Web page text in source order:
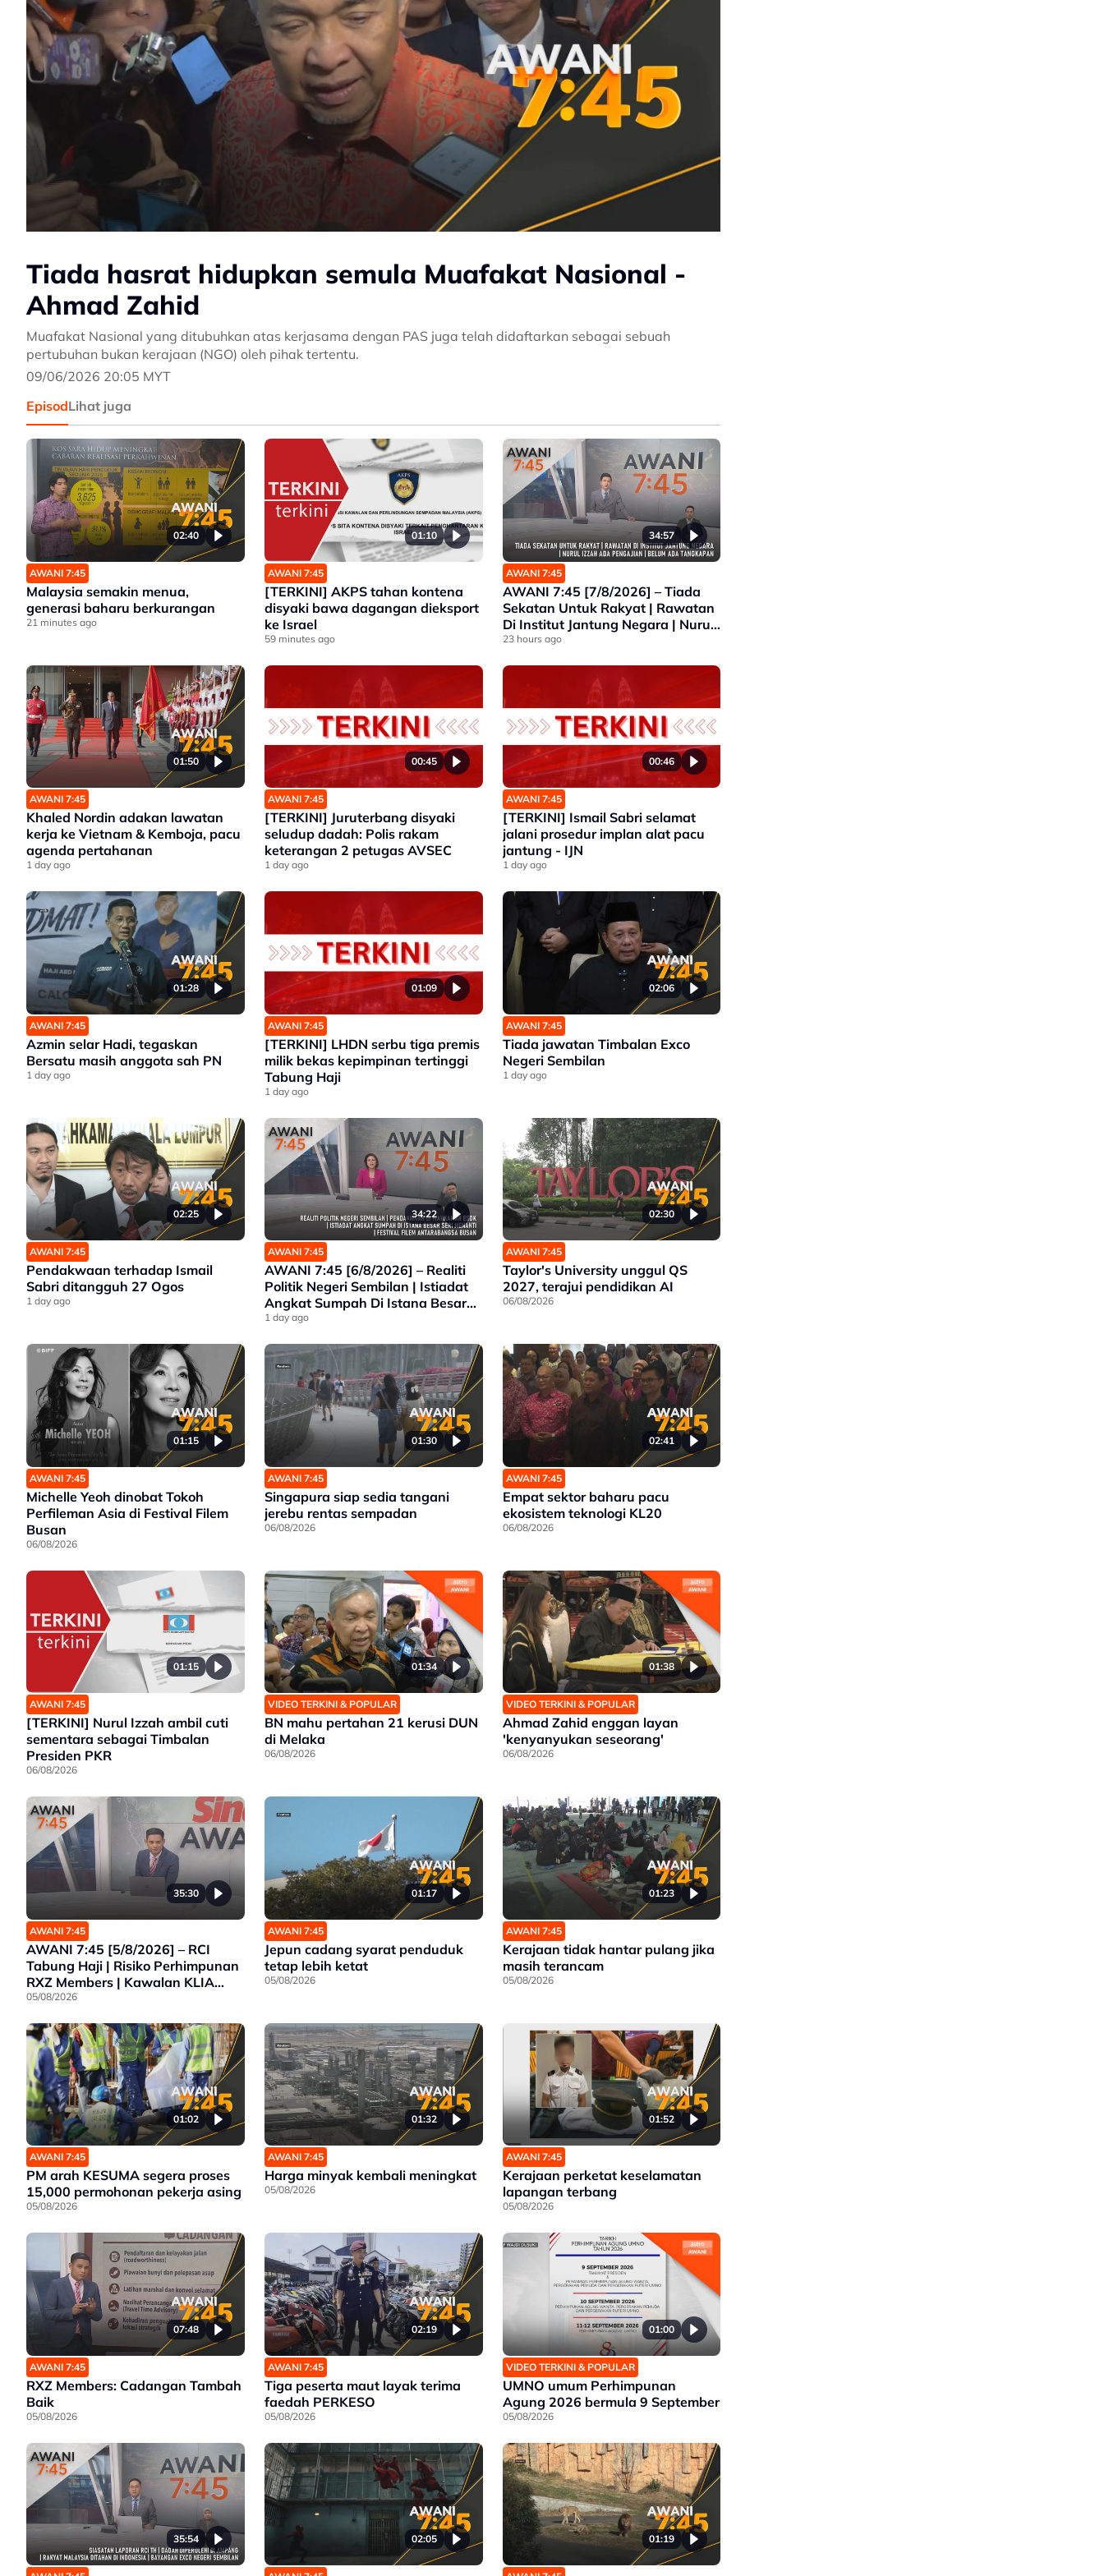
Tiada hasrat hidupkan semula Muafakat Nasional -
Ahmad Zahid
Muafakat Nasional yang ditubuhkan atas kerjasama dengan PAS juga telah didaftarkan sebagai sebuah
pertubuhan bukan kerajaan (NGO) oleh pihak tertentu.
09/06/2026 20:05 MYT
EpisodLihat juga
02:40
AWANI 7:45
Malaysia semakin menua,
generasi baharu berkurangan
21 minutes ago
01:10
AWANI 7:45
[TERKINI] AKPS tahan kontena
disyaki bawa dagangan dieksport
ke Israel
59 minutes ago
34:57
AWANI 7:45
AWANI 7:45 [7/8/2026] – Tiada
Sekatan Untuk Rakyat | Rawatan
Di Institut Jantung Negara | Nurul
Izzah Ada Pengajian | Belum Ada
23 hours ago
01:50
AWANI 7:45
Khaled Nordin adakan lawatan
kerja ke Vietnam & Kemboja, pacu
agenda pertahanan
1 day ago
00:45
AWANI 7:45
[TERKINI] Juruterbang disyaki
seludup dadah: Polis rakam
keterangan 2 petugas AVSEC
1 day ago
00:46
AWANI 7:45
[TERKINI] Ismail Sabri selamat
jalani prosedur implan alat pacu
jantung - IJN
1 day ago
01:28
AWANI 7:45
Azmin selar Hadi, tegaskan
Bersatu masih anggota sah PN
1 day ago
01:09
AWANI 7:45
[TERKINI] LHDN serbu tiga premis
milik bekas kepimpinan tertinggi
Tabung Haji
1 day ago
02:06
AWANI 7:45
Tiada jawatan Timbalan Exco
Negeri Sembilan
1 day ago
02:25
AWANI 7:45
Pendakwaan terhadap Ismail
Sabri ditangguh 27 Ogos
1 day ago
34:22
AWANI 7:45
AWANI 7:45 [6/8/2026] – Realiti
Politik Negeri Sembilan | Istiadat
Angkat Sumpah Di Istana Besar
Seri Menanti | Pendakwaan Di
Antarabangsa Busan
1 day ago
02:30
AWANI 7:45
Taylor's University unggul QS
2027, terajui pendidikan AI
06/08/2026
01:15
AWANI 7:45
Michelle Yeoh dinobat Tokoh
Perfileman Asia di Festival Filem
Busan
06/08/2026
01:30
AWANI 7:45
Singapura siap sedia tangani
jerebu rentas sempadan
06/08/2026
02:41
AWANI 7:45
Empat sektor baharu pacu
ekosistem teknologi KL20
06/08/2026
01:15
AWANI 7:45
[TERKINI] Nurul Izzah ambil cuti
sementara sebagai Timbalan
Presiden PKR
06/08/2026
01:34
VIDEO TERKINI & POPULAR
BN mahu pertahan 21 kerusi DUN
di Melaka
06/08/2026
01:38
VIDEO TERKINI & POPULAR
Ahmad Zahid enggan layan
'kenyanyukan seseorang'
06/08/2026
35:30
AWANI 7:45
AWANI 7:45 [5/8/2026] – RCI
Tabung Haji | Risiko Perhimpunan
RXZ Members | Kawalan KLIA
Lebih Ketat | Pelarian Myanmar
05/08/2026
01:17
AWANI 7:45
Jepun cadang syarat penduduk
tetap lebih ketat
05/08/2026
01:23
AWANI 7:45
Kerajaan tidak hantar pulang jika
masih terancam
05/08/2026
01:02
AWANI 7:45
PM arah KESUMA segera proses
15,000 permohonan pekerja asing
05/08/2026
01:32
AWANI 7:45
Harga minyak kembali meningkat
05/08/2026
01:52
AWANI 7:45
Kerajaan perketat keselamatan
lapangan terbang
05/08/2026
07:48
AWANI 7:45
RXZ Members: Cadangan Tambah
Baik
05/08/2026
02:19
AWANI 7:45
Tiga peserta maut layak terima
faedah PERKESO
05/08/2026
01:00
VIDEO TERKINI & POPULAR
UMNO umum Perhimpunan
Agung 2026 bermula 9 September
05/08/2026
35:54 02:05 01:19